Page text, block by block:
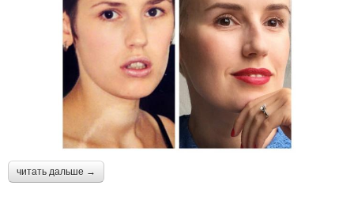
читать дальше →